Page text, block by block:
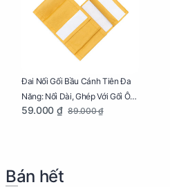
Đai Nối Gối Bầu Cánh Tiên Đa
Năng: Nối Dài, Ghép Với Gối Ôm
Dễ Dàng
59.000 ₫ 89.000 ₫
Bán hết